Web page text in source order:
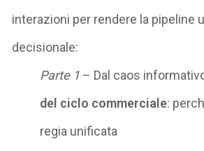
interazioni per rendere la pipeline
decisionale:
Parte 1 – Dal caos
del ciclo commerciale:
regia unificata